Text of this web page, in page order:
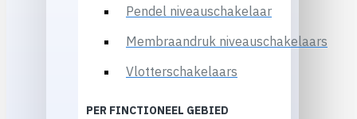
Pendel niveauschakelaar
Membraandruk niveauschakelaars
Vlotterschakelaars
PER FINCTIONEEL GEBIED